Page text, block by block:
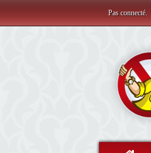
Pas connecté.